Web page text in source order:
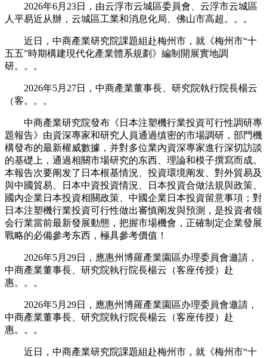
2026年6月23日，由云浮市云城區委員會、云浮市云城區
人平易近从辦，云城區工業和消息化局、佛山市高超。。。
近日，中商產業研究院課題組赴梅州市，就《梅州市“十
五五”時期構建現代化產業體系規劃》編制開展實地調
研。。。
2026年5月27日，中商產業董事長、研究院執行院長楊云
（客。。。
中商產業研究院發布《日本注塑機行業投資可行性調研專
題報告》由資深專家和研究人員通過缜密的市場調研，部門機
構發布的最新權威數據，并對多位業內資深專家進行深切訪談
的基礎上，通過相關市場研究的东西、理論和模子撰寫而成。
本報告次要阐发了日本根基情況、投資環境阐发、對外貿易及
與中國貿易、日本中資投資情況、日本投資合做法規與政策、
國內企業日本投資相關政策、中國企業日本投資留意事項；對
日本注塑機行業投資可行性做出審慎阐发與預測，是投資者领
会行業當前最新發展動態，把握市場機會，正確制定企業發展
戰略的必備參考东西，極具參考價值！
2026年5月29日，應惠州博羅產業園區办理委員會邀請，
中商產業董事長、研究院執行院長楊云（客座传授）赴
惠。。。
2026年5月29日，應惠州博羅產業園區办理委員會邀請，
中商產業董事長、研究院執行院長楊云（客座传授）赴
惠。。。
近日，中商產業研究院課題組赴梅州市，就《梅州市“十